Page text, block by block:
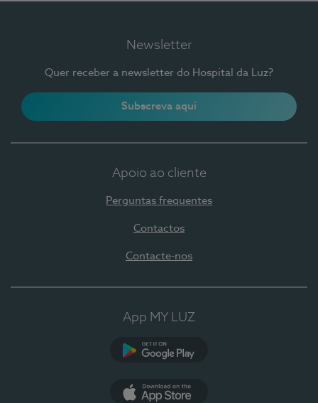
Newsletter
Quer receber a newsletter do Hospital da Luz?
Subscreva aqui
Apoio ao cliente
Perguntas frequentes
Contactos
Contacte-nos
App MY LUZ